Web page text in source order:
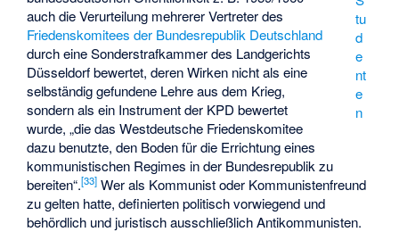
tu
d
e
nt
e
n
auch die Verurteilung mehrerer Vertreter des
Friedenskomitees der Bundesrepublik Deutschland
durch eine Sonderstrafkammer des Landgerichts
Düsseldorf bewertet, deren Wirken nicht als eine
selbständig gefundene Lehre aus dem Krieg,
sondern als ein Instrument der KPD bewertet
wurde, „die das Westdeutsche Friedenskomitee
dazu benutzte, den Boden für die Errichtung eines
kommunistischen Regimes in der Bundesrepublik zu
bereiten“.[33] Wer als Kommunist oder Kommunistenfreund
zu gelten hatte, definierten politisch vorwiegend und
behördlich und juristisch ausschließlich Antikommunisten.